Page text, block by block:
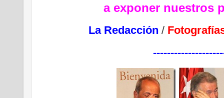
a exponer nuestros
La Redacción /